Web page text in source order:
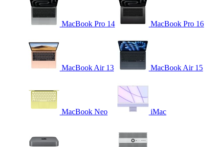
MacBook Pro 14 MacBook Pro 16
MacBook Air 13 MacBook Air 15
MacBook Neo iMac